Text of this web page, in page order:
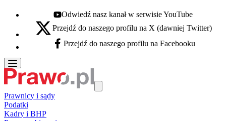
Youtube - otwiera się w nowej karcie
Odwiedź nasz kanał w serwisie YouTube
X - otwiera się w nowej karcie
Przejdź do naszego profilu na X (dawniej Twitter)
Facebook - otwiera się w nowej karcie
Przejdź do naszego profilu na Facebooku
Prawnicy i sądy
Podatki
Kadry i BHP